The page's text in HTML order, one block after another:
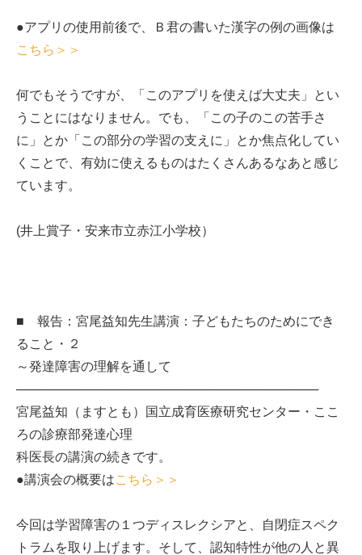
●アプリの使用前後で、Ｂ君の書いた漢字の例の画像は
こちら＞＞
何でもそうですが、「このアプリを使えば大丈夫」とい
うことにはなりません。でも、「この子のこの苦手さ
に」とか「この部分の学習の支えに」とか焦点化してい
くことで、有効に使えるものはたくさんあるなあと感じ
ています。
(井上賞子・安来市立赤江小学校）
■ 報告：宮尾益知先生講演：子どもたちのためにでき
ること・２
～発達障害の理解を通して
──────────────────────────────────
宮尾益知（ますとも）国立成育医療研究センター・ここ
ろの診療部発達心理
科医長の講演の続きです。
●講演会の概要はこちら＞＞
今回は学習障害の１つディスレクシアと、自閉症スペク
トラムを取り上げます。そして、認知特性が他の人と異